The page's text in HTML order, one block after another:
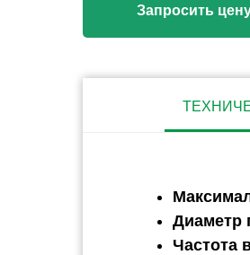
Запросить
Диаметр
Частота